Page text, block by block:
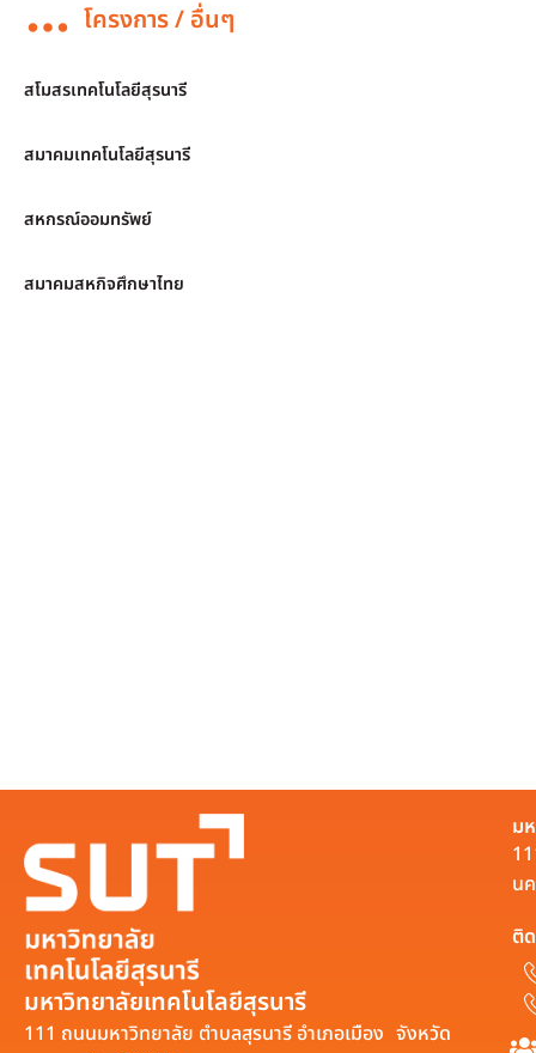
โครงการ / อื่นๆ
สโมสรเทคโนโลยีสุรนารี
สมาคมเทคโนโลยีสุรนารี
สหกรณ์ออมทรัพย์
สมาคมสหกิจศึกษาไทย
มหาวิทยาลัยเทคโนโลยีสุรนารี
111 ถนนมหาวิทยาลัย ตำบลสุรนารี อำเภอเมือง จังหวัด
ม
น
ติ